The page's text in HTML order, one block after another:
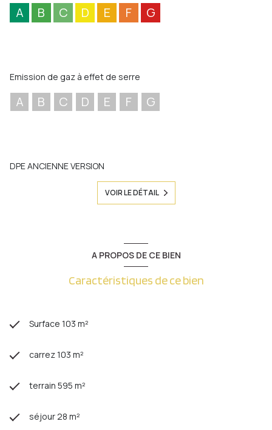
A B C D E F G
Emission de gaz à effet de serre
A B C D E F G
DPE ANCIENNE VERSION
VOIR LE DÉTAIL
A PROPOS DE CE BIEN
Caractéristiques de ce bien
Surface 103 m²
carrez 103 m²
terrain 595 m²
séjour 28 m²